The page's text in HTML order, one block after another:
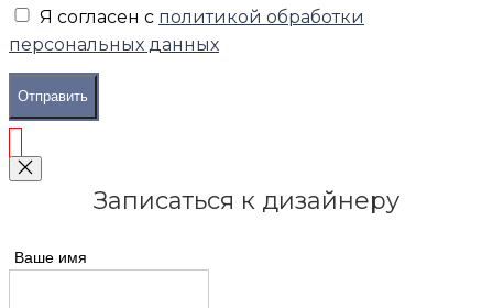
Я согласен с политикой обработки
персональных данных
Отправить
Записаться к дизайнеру
Ваше имя